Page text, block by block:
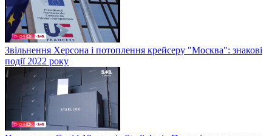
Звільнення Херсона і потоплення крейсеру "Москва": знакові
події 2022 року